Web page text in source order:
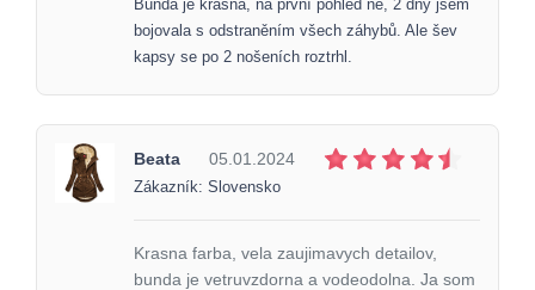
Bunda je krásná, na první pohled ne, 2 dny jsem
bojovala s odstraněním všech záhybů. Ale šev
kapsy se po 2 nošeních roztrhl.
Beata 05.01.2024
Zákazník: Slovensko
Krasna farba, vela zaujimavych detailov,
bunda je vetruvzdorna a vodeodolna. Ja som